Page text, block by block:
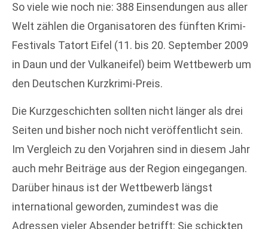
So viele wie noch nie: 388 Einsendungen aus aller
Welt zählen die Organisatoren des fünften Krimi-
Festivals Tatort Eifel (11. bis 20. September 2009
in Daun und der Vulkaneifel) beim Wettbewerb um
den Deutschen Kurzkrimi-Preis.
Die Kurzgeschichten sollten nicht länger als drei
Seiten und bisher noch nicht veröffentlicht sein.
Im Vergleich zu den Vorjahren sind in diesem Jahr
auch mehr Beiträge aus der Region eingegangen.
Darüber hinaus ist der Wettbewerb längst
international geworden, zumindest was die
Adressen vieler Absender betrifft: Sie schickten